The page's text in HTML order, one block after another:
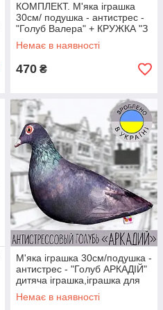
КОМПЛЕКТ. М'яка іграшка
30см/ подушка - антистрес -
"Голуб Валера" + КРУЖКА "З
цієї чашка п'ю... "
Немає в наявності
470 ₴
М'яка іграшка 30см/подушка -
антистрес - "Голуб АРКАДІЙ"
дитяча іграшка,іграшка для
дітей,іграшка птах
Немає в наявності